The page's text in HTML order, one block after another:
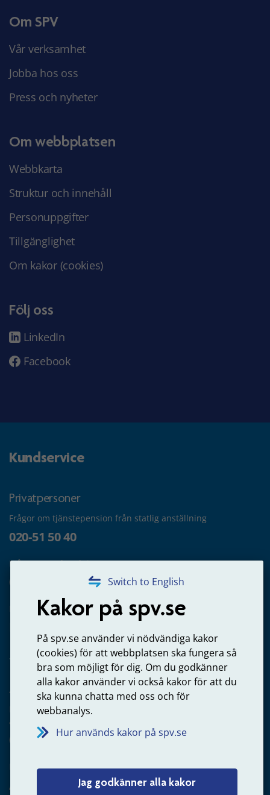
Switch to English
Kakor på spv.se
På spv.se använder vi nödvändiga kakor
(cookies) för att webbplatsen ska fungera så
bra som möjligt för dig. Om du godkänner
alla kakor använder vi också kakor för att du
ska kunna chatta med oss och för
webbanalys.
Hur används kakor på spv.se
Jag godkänner alla kakor
Om SPV
Vår verksamhet
Jobba hos oss
Press och nyheter
Om webbplatsen
Webbkarta
Struktur och innehåll
Personuppgifter
Tillgänglighet
Om kakor (cookies)
Följ oss
LinkedIn
Facebook
Kundservice
Privatpersoner
Frågor om tjänstepension från statlig anställning
020-51 50 40
Frågor om utbetalning
020-65 00 65
Kontakta oss
Arbetsgivare
Frågor om administration av tjänstepension från statlig
anställning
060-18 75 03
Kontakta oss
Arbetsgivare – skicka mejl till oss